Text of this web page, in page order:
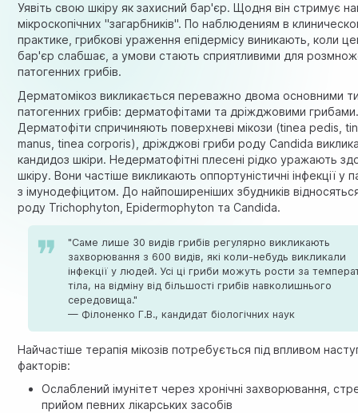
Уявіть свою шкіру як захисний бар'єр. Щодня він стримує
мікроскопічних "загарбників". По наблюдениям в
практике, грибкові ураження епідермісу виникають, коли
бар'єр слабшає, а умови стають сприятливими для
патогенних грибів.
Дерматомікоз викликається переважно двома основними
патогенних грибів: дерматофітами та дріжджовими
Дерматофіти спричиняють поверхневі мікози (tinea pedis,
manus, tinea corporis), дріжджові гриби роду Candida
кандидоз шкіри. Недерматофітні плесені рідко уражають
шкіру. Вони частіше викликають оппортуністичні інфекції у
з імунодефіцитом. До найпоширеніших збудників
роду Trichophyton, Epidermophyton та Candida.
"Саме лише 30 видів грибів регулярно викликають
захворювання з 600 видів, які коли-небудь викликали
інфекції у людей. Усі ці гриби можуть рости за
тіла, на відміну від більшості грибів навколишнього
середовища."
— Філоненко Г.В., кандидат біологічних наук
Найчастіше терапія мікозів потребується під впливом
факторів:
Ослаблений імунітет через хронічні захворювання,
прийом певних лікарських засобів